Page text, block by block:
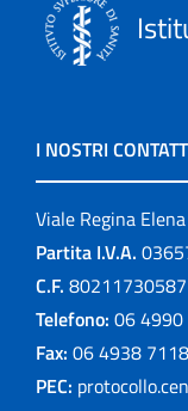
I NOSTRI
Viale Regina
Partita I.V.A.
C.F. 80211730587
Telefono: 06 4990
Fax: 06 4938 7118
PEC: